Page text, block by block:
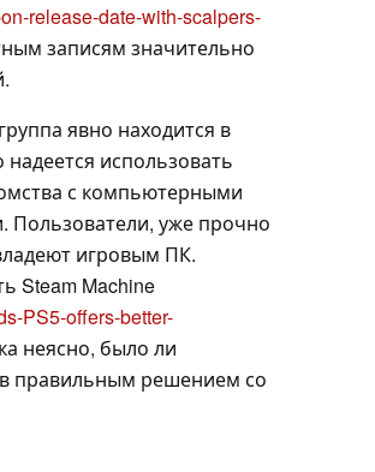
release-date-with-scalpers-
записям значительно
явно находится в
использовать
с компьютерными
Пользователи, уже прочно
игровым ПК.
Steam Machine
PS5-offers-better-
неясно, было ли
правильным решением со